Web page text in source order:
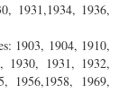
1931,1934, 1936,
1903, 1904, 1910,
1930, 1931, 1932,
1956,1958, 1969,